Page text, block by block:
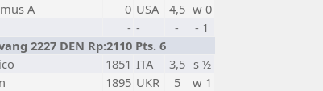
A 0 USA 4,5 w 0
- - -
- 1
2227 DEN Rp:2110 Pts. 6
1851 ITA 3,5 s ½
1895 UKR 5
w 1